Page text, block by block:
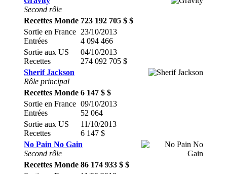
Second rôle
Recettes Monde 723 192 705 $ $
Sortie en France
Entrées
23/10/2013
4 094 466
Sortie aux US
Recettes
04/10/2013
274 092 705 $
Sherif Jackson
Rôle principal
Recettes Monde 6 147 $ $
Sortie en France
Entrées
09/10/2013
52 064
Sortie aux US
Recettes
11/10/2013
6 147 $
No Pain No Gain
Second rôle
Recettes Monde 86 174 933 $ $